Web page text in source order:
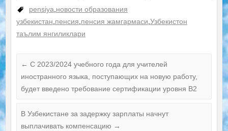
pensiya,новости образования
узбекистан,пенсия,пенсия жамгармаси,Узбекистон
таълим янгиликлари
← С 2023/2024 учебного года для учителей
иностранного языка, поступающих на новую работу,
будет введено требование сертификации уровня B2
В Узбекистане за задержку зарплаты начнут
выплачивать компенсацию →